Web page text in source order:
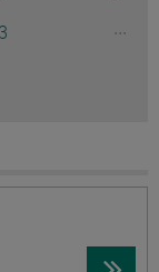
Seite
3
...